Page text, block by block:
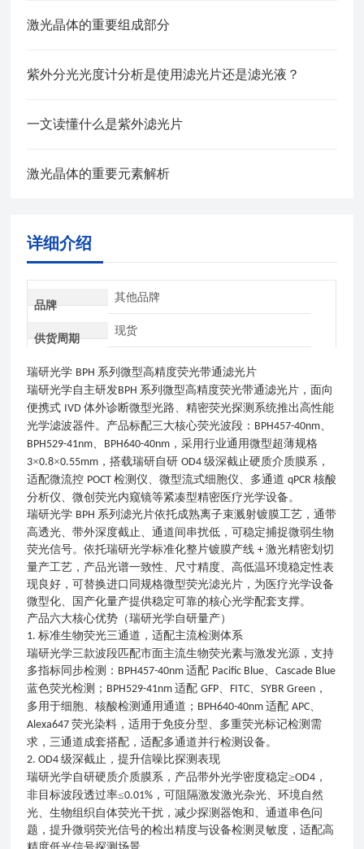
激光晶体的重要组成部分
紫外分光光度计分析是使用滤光片还是滤光液？
一文读懂什么是紫外滤光片
激光晶体的重要元素解析
详细介绍
品牌
其他品牌
供货周期
现货
瑞研光学 BPH 系列微型高精度荧光带通滤光片
瑞研光学自主研发BPH 系列微型高精度荧光带通滤光片，面向
便携式 IVD体外诊断微型光路、精密荧光探测系统推出高性能
光学滤波器件。产品标配三大核心荧光波段： BPH457-40nm
BPH529-41nm
BPH640-40nm ，采用行业通用微型超薄规格
3×0.8×0.55mm ，搭载瑞研自研OD4级深截止硬质介质膜系，
适配微流控 POCT检测仪、微型流式细胞仪、多通道qPCR核酸
分析仪、微创荧光内窥镜等紧凑型精密医疗光学设备。
瑞研光学 BPH 系列滤光片依托成熟离子束溅射镀膜工艺，通带
高透光、带外深度截止、通道间串扰低，可稳定捕捉微弱生物
荧光信号。依托瑞研光学标准化整片镀膜产线+激光精密划切
量产工艺，产品光谱一致性、尺寸精度、高低温环境稳定性表
现良好，可替换进口同规格微型荧光滤光片，为医疗光学设备
微型化、国产化量产提供稳定可靠的核心光学配套支撑。
产品六大核心优势（瑞研光学自研量产）
1.标准生物荧光三通道，适配主流检测体系
瑞研光学三款波段匹配市面主流生物荧光素与激发光源，支持
多指标同步检测： BPH457-40nm适配 Pacific Blue 、Cascade Blue
蓝色荧光检测； BPH529-41nm适配GFP FITC 、SYBR Green ，
多用于细胞、核酸检测通用通道； BPH640-40nm适配APC
Alexa647荧光染料，适用于免疫分型、多重荧光标记检测需
求，三通道成套搭配，适配多通道并行检测设备。
2. OD4级深截止，提升信噪比探测表现
瑞研光学自研硬质介质膜系，产品带外光学密度稳定≥OD4 ，
非目标波段透过率≤0.01% ，可阻隔激发激光杂光、环境自然
光、生物组织自体荧光干扰，减少探测器饱和、通道串色问
题，提升微弱荧光信号的检出精度与设备检测灵敏度，适配高